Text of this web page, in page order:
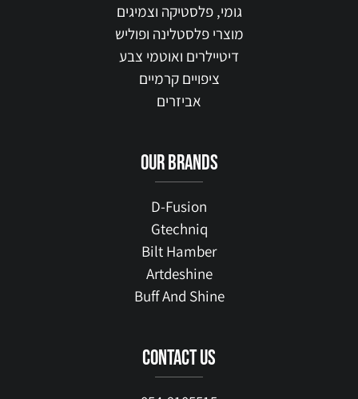
גומי, פלסטיקה וצמיגים
מוצרי פלסטלינה ופוליש
דיטיילרים ואוטמי צבע
ציפויים קרמיים
אביזרים
our brands
D-Fusion
Gtechniq
Bilt Hamber
Artdeshine
Buff And Shine
contact us